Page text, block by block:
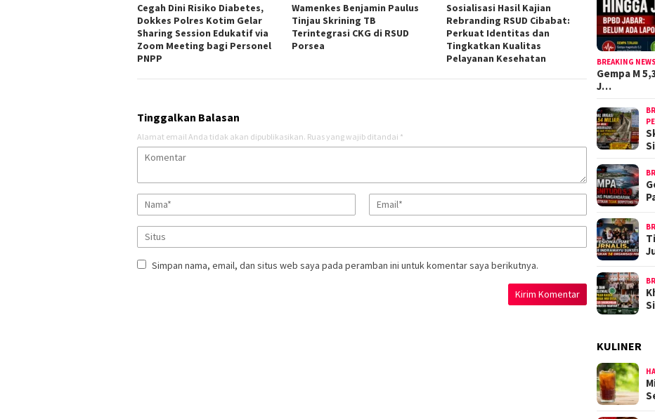
Cegah Dini Risiko Diabetes,
Dokkes Polres Kotim Gelar
Sharing Session Edukatif via
Zoom Meeting bagi Personel
PNPP
Wamenkes Benjamin Paulus
Tinjau Skrining TB
Terintegrasi CKG di RSUD
Porsea
Sosialisasi Hasil Kajian
Rebranding RSUD Cibabat:
Perkuat Identitas dan
Tingkatkan Kualitas
Pelayanan Kesehatan
Tinggalkan Balasan
Alamat email Anda tidak akan dipublikasikan. Ruas yang wajib ditandai *
Simpan nama, email, dan situs web saya pada peramban ini untuk komentar saya berikutnya.
BREAKING NEWS
Gempa M
J…
KULINER